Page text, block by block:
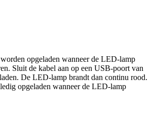
opgeladen wanneer de LED-lamp
Sluit de kabel aan op een USB-poort van
De LED-lamp brandt dan continu rood.
opgeladen wanneer de LED-lamp